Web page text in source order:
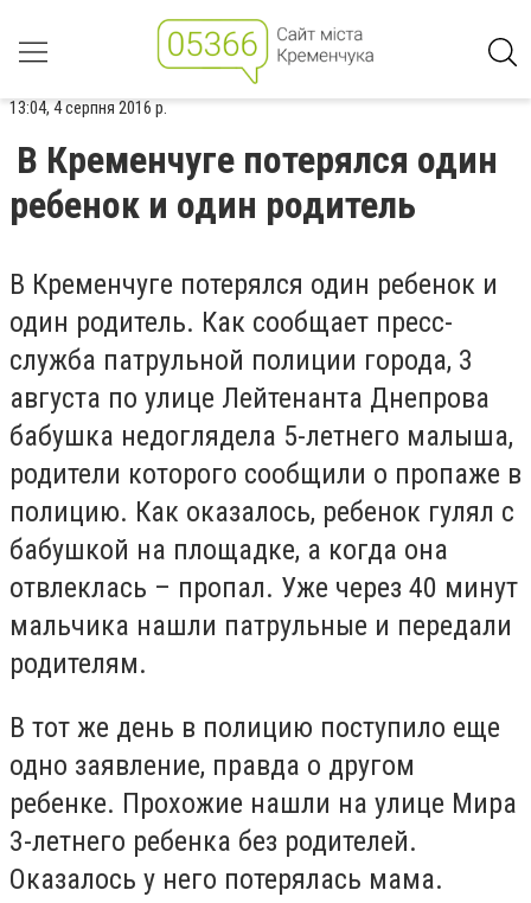
13:04, 4 серпня 2016 р.
В Кременчуге потерялся один
ребенок и один родитель
В Кременчуге потерялся один ребенок и
один родитель. Как сообщает пресс-
служба патрульной полиции города, 3
августа по улице Лейтенанта Днепрова
бабушка недоглядела 5-летнего малыша,
родители которого сообщили о пропаже в
полицию. Как оказалось, ребенок гулял с
бабушкой на площадке, а когда она
отвлеклась – пропал. Уже через 40 минут
мальчика нашли патрульные и передали
родителям.
В тот же день в полицию поступило еще
одно заявление, правда о другом
ребенке. Прохожие нашли на улице Мира
3-летнего ребенка без родителей.
Оказалось у него потерялась мама.